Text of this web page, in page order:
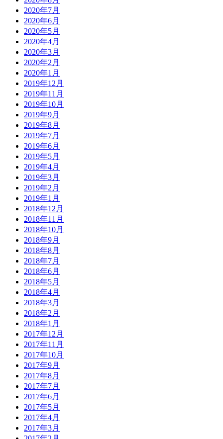
2020年7月
2020年6月
2020年5月
2020年4月
2020年3月
2020年2月
2020年1月
2019年12月
2019年11月
2019年10月
2019年9月
2019年8月
2019年7月
2019年6月
2019年5月
2019年4月
2019年3月
2019年2月
2019年1月
2018年12月
2018年11月
2018年10月
2018年9月
2018年8月
2018年7月
2018年6月
2018年5月
2018年4月
2018年3月
2018年2月
2018年1月
2017年12月
2017年11月
2017年10月
2017年9月
2017年8月
2017年7月
2017年6月
2017年5月
2017年4月
2017年3月